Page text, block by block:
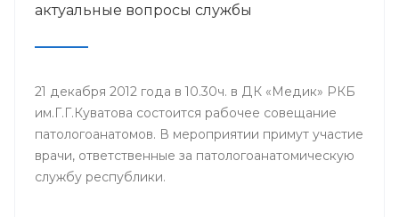
актуальные вопросы службы
21 декабря 2012 года в 10.30ч. в ДК «Медик» РКБ
им.Г.Г.Куватова состоится рабочее совещание
патологоанатомов. В мероприятии примут участие
врачи, ответственные за патологоанатомическую
службу республики.